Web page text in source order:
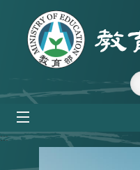
跳到主要內容區塊
:::